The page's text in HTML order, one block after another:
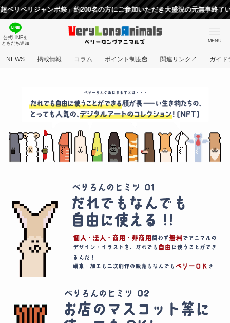
リジャンボ祭」約200名の方にご参加いただき大盛況の元無事終了いたし
公式LINEを
ともだち追加
MENU
NEWS 掲載情報 コラム ポイント制度🍟 関連リンク↗ ガイド